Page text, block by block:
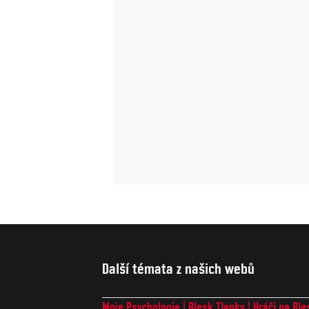
Další témata z našich webů